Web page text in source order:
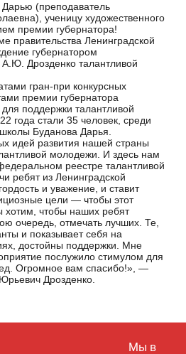
(преподаватель
ученицу художественного
премии губернатора!
правительства Ленинградской
губернатором
А.Ю. Дрозденко талантливой
гран-при конкурсных
премии губернатора
поддержки талантливой
года стали 35 человек, среди
Буданова Дарья.
идей развития нашей страны
молодежи. И здесь нам
реестре талантливой
ребят из Ленинградской
и уважение, и ставит
цели — чтобы этот
чтобы наших ребят
очередь, отмечать лучших. Те,
и показывает себя на
достойны поддержки. Мне
послужило стимулом для
Огромное вам спасибо!», —
Дрозденко.
Мы в